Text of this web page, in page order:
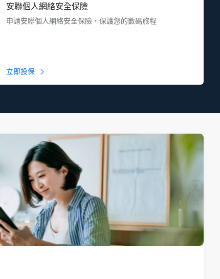
安聯個人網絡安全保險
申請安聯個人網絡安全保險，保護您的數碼旅程
立即投保